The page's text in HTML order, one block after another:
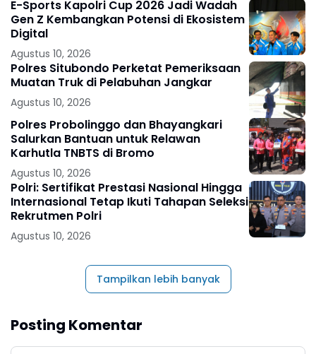
E-Sports Kapolri Cup 2026 Jadi Wadah
Gen Z Kembangkan Potensi di Ekosistem
Digital
Agustus 10, 2026
Polres Situbondo Perketat Pemeriksaan
Muatan Truk di Pelabuhan Jangkar
Agustus 10, 2026
Polres Probolinggo dan Bhayangkari
Salurkan Bantuan untuk Relawan
Karhutla TNBTS di Bromo
Agustus 10, 2026
Polri: Sertifikat Prestasi Nasional Hingga
Internasional Tetap Ikuti Tahapan Seleksi
Rekrutmen Polri
Agustus 10, 2026
Tampilkan lebih banyak
Posting Komentar